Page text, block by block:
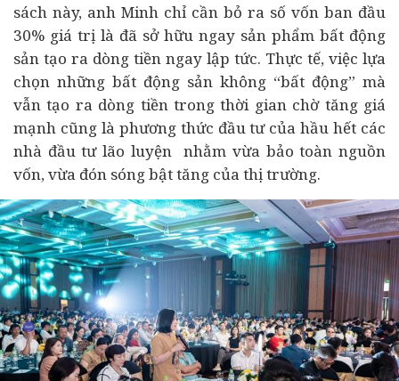
sách này, anh Minh chỉ cần bỏ ra số vốn ban đầu
30% giá trị là đã sở hữu ngay sản phẩm bất động
sản tạo ra dòng tiền ngay lập tức. Thực tế, việc lựa
chọn những bất động sản không “bất động” mà
vẫn tạo ra dòng tiền trong thời gian chờ tăng giá
mạnh cũng là phương thức đầu tư của hầu hết các
nhà đầu tư lão luyện nhằm vừa bảo toàn nguồn
vốn, vừa đón sóng bật tăng của thị trường.